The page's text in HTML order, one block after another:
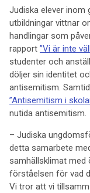
Judiska elever inom
utbildningar vittnar
handlingar som
rapport ”Vi är inte
studenter och
döljer sin identitet
antisemitism.
”Antisemitism i
nutida antisemitism.
– Judiska
detta samarbete
samhällsklimat med
förståelsen för vad
Vi tror att vi